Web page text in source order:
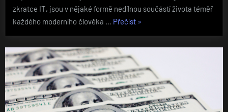
zkratce IT, jsou v nějaké formě nedílnou součástí života téměř
každého moderního člověka … Přečíst„Výdobytky
technologií“
»